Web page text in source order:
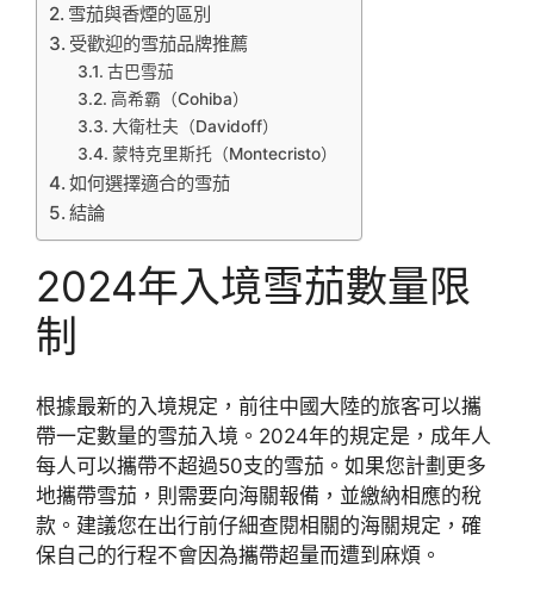
雪茄與香煙的區別
受歡迎的雪茄品牌推薦
古巴雪茄
高希霸（Cohiba）
大衛杜夫（Davidoff）
蒙特克里斯托（Montecristo）
如何選擇適合的雪茄
結論
2024年入境雪茄數量限
制
根據最新的入境規定，前往中國大陸的旅客可以攜
帶一定數量的雪茄入境。2024年的規定是，成年人
每人可以攜帶不超過50支的雪茄。如果您計劃更多
地攜帶雪茄，則需要向海關報備，並繳納相應的稅
款。建議您在出行前仔細查閱相關的海關規定，確
保自己的行程不會因為攜帶超量而遭到麻煩。